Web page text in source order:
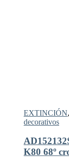
EXTINCIÓN,
decorativos
K80 68º